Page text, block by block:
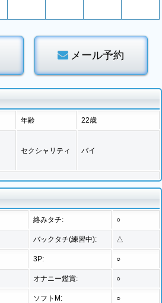
メール予約
年齢 22歳
セクシャリティ バイ
絡みタチ: ○
バックタチ(練習中): △
3P: ○
オナニー鑑賞: ○
ソフトM: ○